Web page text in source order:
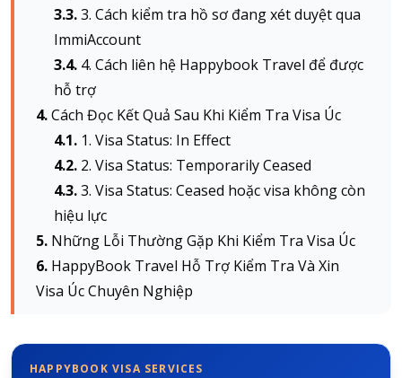
3. Cách kiểm tra hồ sơ đang xét duyệt qua
ImmiAccount
4. Cách liên hệ Happybook Travel để được
hỗ trợ
Cách Đọc Kết Quả Sau Khi Kiểm Tra Visa Úc
1. Visa Status: In Effect
2. Visa Status: Temporarily Ceased
3. Visa Status: Ceased hoặc visa không còn
hiệu lực
Những Lỗi Thường Gặp Khi Kiểm Tra Visa Úc
HappyBook Travel Hỗ Trợ Kiểm Tra Và Xin
Visa Úc Chuyên Nghiệp
HAPPYBOOK VISA SERVICES